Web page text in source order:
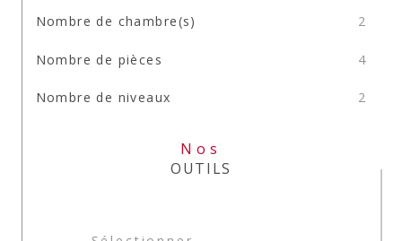
Nombre de chambre(s) 2
Nombre de pièces 4
Nombre de niveaux 2
Nos
OUTILS